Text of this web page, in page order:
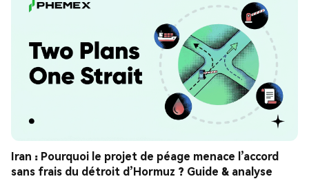
Iran : Pourquoi le projet de péage menace l’accord
sans frais du détroit d’Hormuz ? Guide & analyse